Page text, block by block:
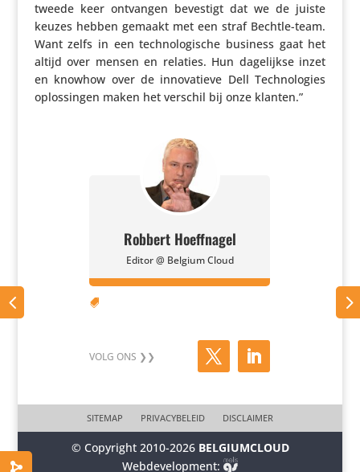
tweede keer ontvangen bevestigt dat we de juiste
keuzes hebben gemaakt met een straf Bechtle-team.
Want zelfs in een tech­no­lo­gi­sche business gaat het
altijd over mensen en relaties. Hun dage­lijkse inzet
en knowhow over de inno­va­tieve Dell Tech­no­lo­gies
oplos­singen maken het verschil bij onze klanten.”
Robbert Hoeffnagel
Editor @ Belgium Cloud

SITEMAP PRIVACYBELEID DISCLAIMER
© Copyright 2010-2026 BELGIUMCLOUD
Webdevelopment: